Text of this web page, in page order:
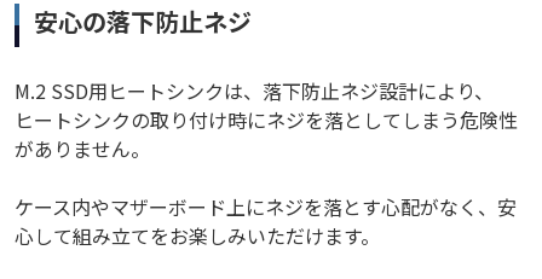
安心の落下防止ネジ
M.2 SSD用ヒートシンクは、落下防止ネジ設計により、
ヒートシンクの取り付け時にネジを落としてしまう危険性
がありません。
ケース内やマザーボード上にネジを落とす心配がなく、安
心して組み立てをお楽しみいただけます。